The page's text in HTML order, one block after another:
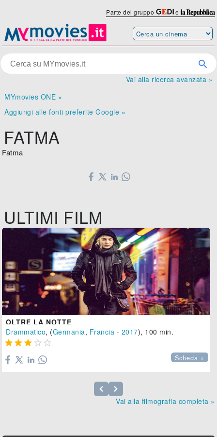
Parte del gruppo e
Vai alla ricerca avanzata »
MYmovies ONE »
Aggiungi alle fonti preferite Google »
FATMA
Fatma
ULTIMI FILM
OLTRE LA NOTTE
Drammatico, (Germania, Francia - 2017), 100 min.
    
Scheda »
Vai alla filmografia completa »